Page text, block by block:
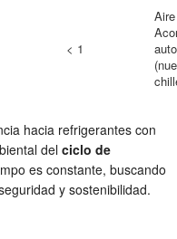
< 1
Aire
hacia refrigerantes con
del ciclo de
es constante, buscando
y sostenibilidad.